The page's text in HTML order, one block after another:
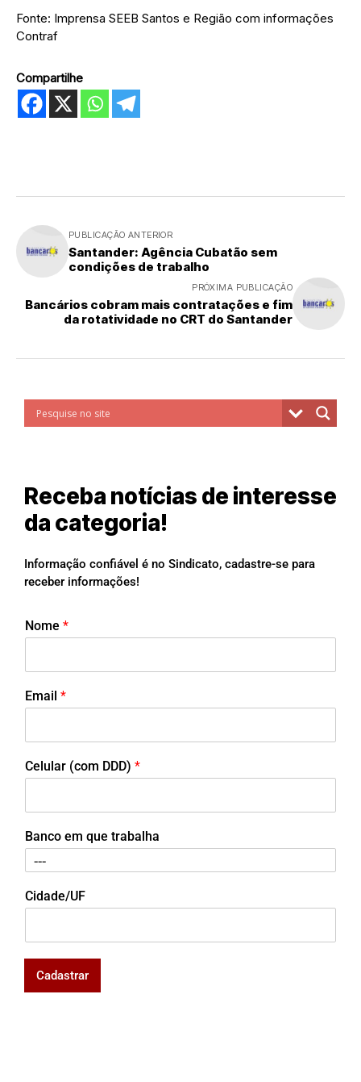
Fonte: Imprensa SEEB Santos e Região com informações
Contraf
Compartilhe
PUBLICAÇÃO ANTERIOR
Santander: Agência Cubatão sem
condições de trabalho
PRÓXIMA PUBLICAÇÃO
Bancários cobram mais contratações e fim
da rotatividade no CRT do Santander
Receba notícias de interesse
da categoria!
Informação confiável é no Sindicato, cadastre-se para
receber informações!
Nome *
Email *
Celular (com DDD) *
Banco em que trabalha
Cidade/UF
Cadastrar